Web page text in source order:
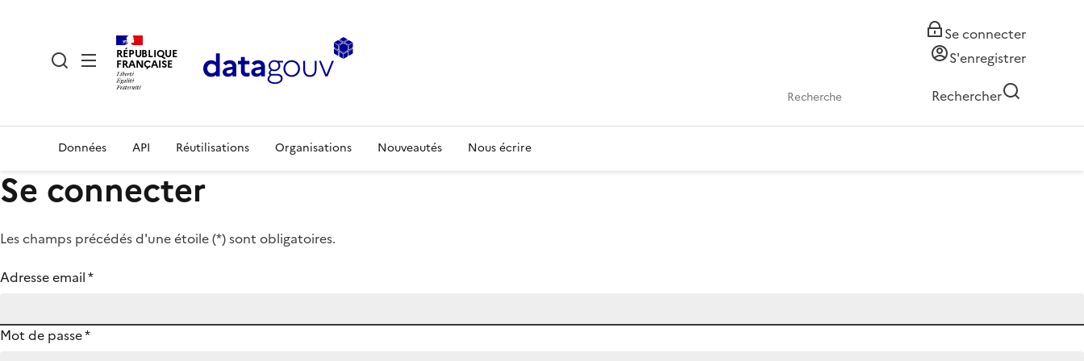
RÉPUBLIQUE
FRANÇAISE
Se connecter
S'enregistrer
Rechercher
Données API Réutilisations Organisations Nouveautés Nous écrire
Se connecter
Les champs précédés d'une étoile (*) sont obligatoires.
Adresse email*
Mot de passe*